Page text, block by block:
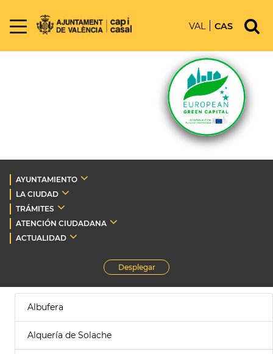
VAL CAS
AYUNTAMIENTO
LA CIUDAD
TRÁMITES
ATENCIÓN CIUDADANA
ACTUALIDAD
Desplegar
Albufera
Alquería de Solache